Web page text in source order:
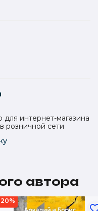
для интернет-магазина
розничной сети
автора